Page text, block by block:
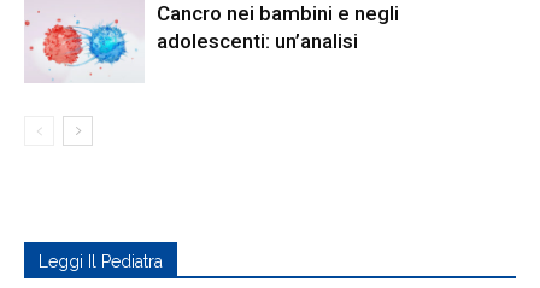
Cancro nei bambini e negli
adolescenti: un’analisi
Leggi Il Pediatra